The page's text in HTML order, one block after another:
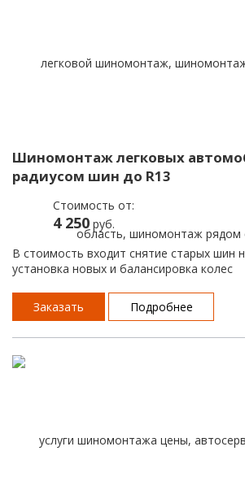
Шиномонтаж легковых
радиусом шин до R13
Стоимость от:
4 250 руб.
В стоимость входит снятие старых шин
установка новых и балансировка колес
Заказать Подробнее